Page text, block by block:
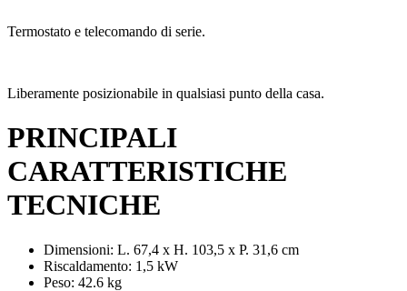
Termostato e telecomando di serie.
Liberamente posizionabile in qualsiasi punto della casa.
PRINCIPALI
CARATTERISTICHE
TECNICHE
Dimensioni: L. 67,4 x H. 103,5 x P. 31,6 cm
Riscaldamento: 1,5 kW
Peso: 42.6 kg